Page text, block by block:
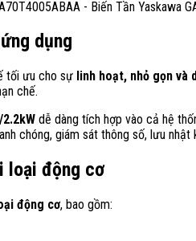
dụng
tối ưu cho sự linh hoạt, nhỏ gọn và
chế.
dễ dàng tích hợp vào cả hệ
chóng, giám sát thông số, lưu
loại động cơ
động cơ, bao gồm: